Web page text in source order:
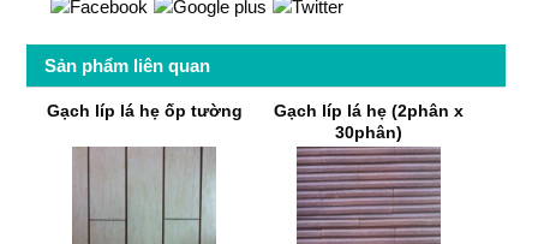
Sản phẩm liên quan
Gạch líp lá hẹ ốp tường
Gạch líp lá hẹ (2phân x
30phân)